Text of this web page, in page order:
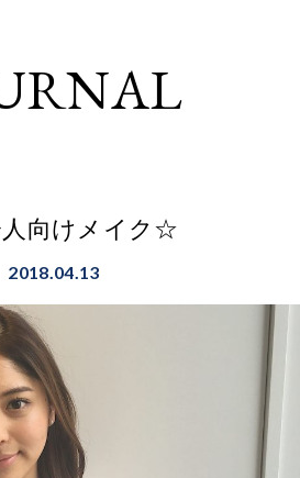
人向けメイク☆
2018.04.13